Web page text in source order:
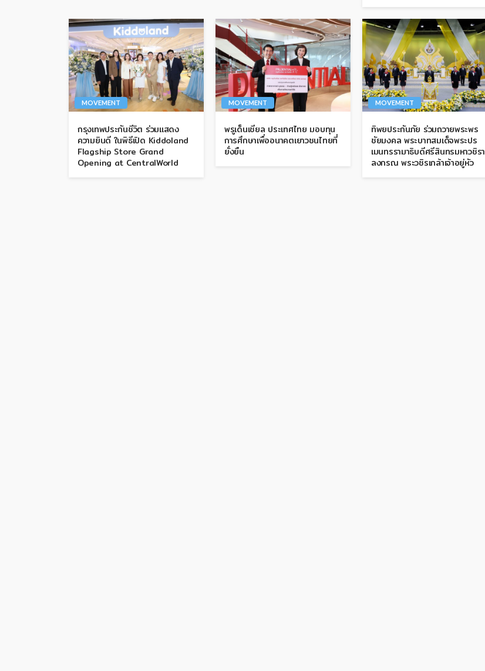
MOVEMENT
กรุงเทพประกันชีวิต ร่วมแสดง
ความยินดี ในพิธีเปิด Kiddoland
Flagship Store Grand
Opening at CentralWorld
MOVEMENT
พรูเด็นเชียล ประเทศไทย มอบทุน
การศึกษาเพื่ออนาคตเยาวชนไทยที่
ยั่งยืน
MOVEMENT
ทิพยประกันภัย ร่วมถวายพระพร
ชัยมงคล พระบาทสมเด็จพระปร
เมนทรรามาธิบดีศรีสินทรมหาวชิรา
ลงกรณ พระวชิรเกล้าเจ้าอยู่หัว